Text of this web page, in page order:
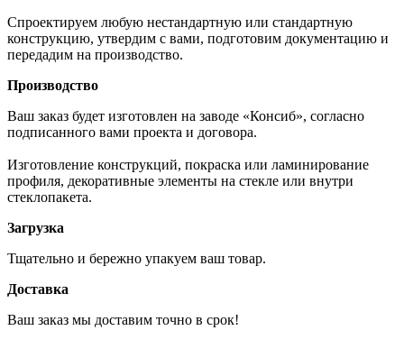
Спроектируем любую нестандартную или стандартную
конструкцию, утвердим с вами, подготовим документацию и
передадим на производство.
Производство
Ваш заказ будет изготовлен на заводе «Консиб», согласно
подписанного вами проекта и договора.
Изготовление конструкций, покраска или ламинирование
профиля, декоративные элементы на стекле или внутри
стеклопакета.
Загрузка
Тщательно и бережно упакуем ваш товар.
Доставка
Ваш заказ мы доставим точно в срок!